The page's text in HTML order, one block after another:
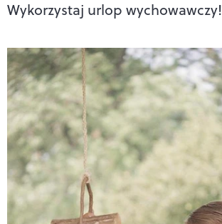
Wykorzystaj urlop wychowawczy!